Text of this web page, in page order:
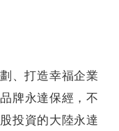
、打造幸福企業
牌永達保經，不
投資的大陸永達